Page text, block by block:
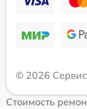
© 2026
Стоимость